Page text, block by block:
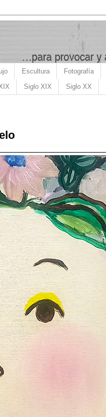
Escultura Fotografía
Siglo XIX Siglo XX